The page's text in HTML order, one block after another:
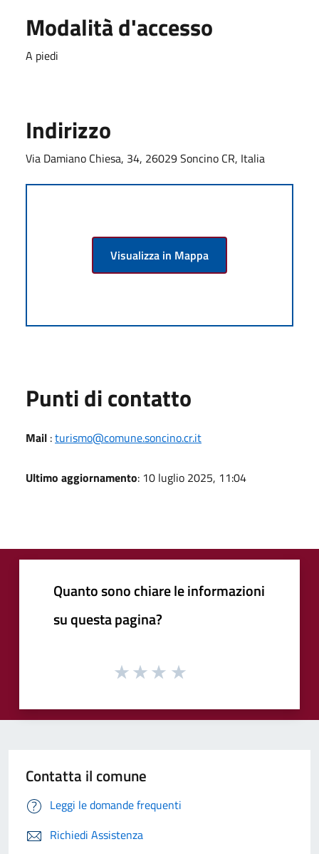
Modalità d'accesso
A piedi
Indirizzo
Via Damiano Chiesa, 34, 26029 Soncino CR, Italia
Visualizza in Mappa
Punti di contatto
Mail :turismo@comune.soncino.cr.it
Ultimo aggiornamento: 10 luglio 2025, 11:04
Quanto sono chiare le informazioni
su questa pagina?
Contatta il comune
Leggi le domande frequenti
Richiedi Assistenza